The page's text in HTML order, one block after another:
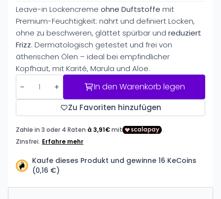
Leave-in Lockencreme ohne Duftstoffe mit
Premium-Feuchtigkeit: nährt und definiert Locken,
ohne zu beschweren, glättet spürbar und reduziert
Frizz. Dermatologisch getestet und frei von
ätherischen Ölen – ideal bei empfindlicher
Kopfhaut, mit Karité, Marula und Aloe.
In den Warenkorb legen
Zu Favoriten hinzufügen
Kaufe dieses Produkt und gewinne 16 KeCoins
(0,16 €)